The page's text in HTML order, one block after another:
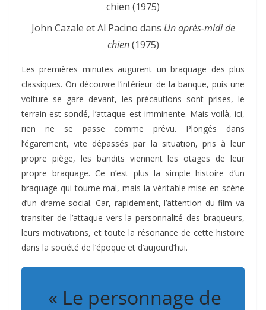
John Cazale et Al Pacino dans Un après-midi de
chien(1975)
Les premières minutes augurent un braquage des plus
classiques. On découvre l’intérieur de la banque, puis une
voiture se gare devant, les précautions sont prises, le
terrain est sondé, l’attaque est imminente. Mais voilà, ici,
rien ne se passe comme prévu. Plongés dans
l’égarement, vite dépassés par la situation, pris à leur
propre piège, les bandits viennent les otages de leur
propre braquage. Ce n’est plus la simple histoire d’un
braquage qui tourne mal, mais la véritable mise en scène
d’un drame social. Car, rapidement, l’attention du film va
transiter de l’attaque vers la personnalité des braqueurs,
leurs motivations, et toute la résonance de cette histoire
dans la société de l’époque et d’aujourd’hui.
« Le personnage de